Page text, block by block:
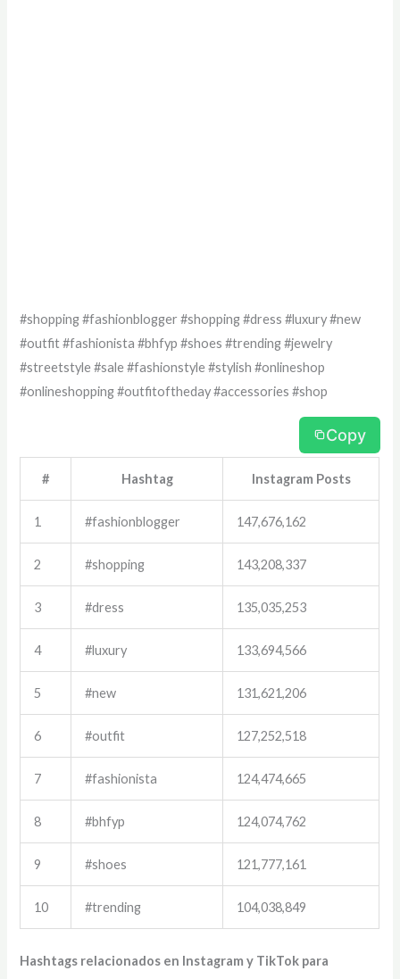
#shopping #fashionblogger #shopping #dress #luxury #new
#outfit #fashionista #bhfyp #shoes #trending #jewelry
#streetstyle #sale #fashionstyle #stylish #onlineshop
#onlineshopping #outfitoftheday #accessories #shop
Copy
# Hashtag Instagram Posts
1 #fashionblogger 147,676,162
2 #shopping 143,208,337
3 #dress 135,035,253
4 #luxury 133,694,566
5 #new 131,621,206
6 #outfit 127,252,518
7 #fashionista 124,474,665
8 #bhfyp 124,074,762
9 #shoes 121,777,161
10 #trending 104,038,849
Hashtags relacionados en Instagram y TikTok para